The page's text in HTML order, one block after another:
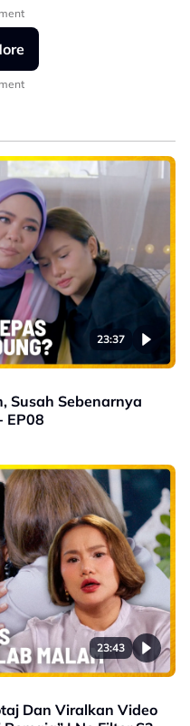
23:37
Susah Sebenarnya
EP08
23:43
Dan Viralkan Video